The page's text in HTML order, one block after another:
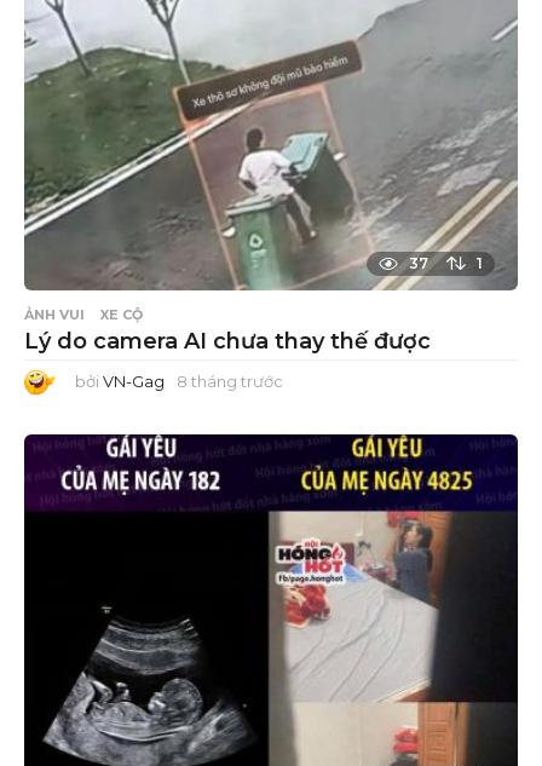
37 1
ẢNH VUI XE CỘ
Lý do camera AI chưa thay thế được
bởi VN-Gag 8 tháng trước
á
n
g
ư
c